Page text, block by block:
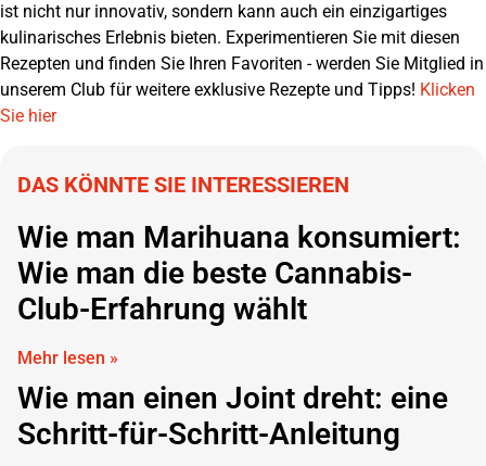
ist nicht nur innovativ, sondern kann auch ein einzigartiges
kulinarisches Erlebnis bieten. Experimentieren Sie mit diesen
Rezepten und finden Sie Ihren Favoriten - werden Sie Mitglied in
unserem Club für weitere exklusive Rezepte und Tipps! Klicken
Sie hier
DAS KÖNNTE SIE INTERESSIEREN
Wie man Marihuana konsumiert:
Wie man die beste Cannabis-
Club-Erfahrung wählt
Mehr lesen »
Wie man einen Joint dreht: eine
Schritt-für-Schritt-Anleitung